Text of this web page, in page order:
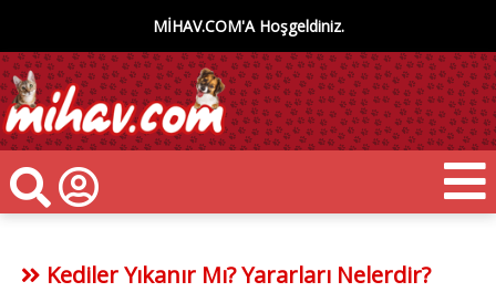
MİHAV.COM'A Hoşgeldiniz.
Kediler Yıkanır Mı? Yararları Nelerdir?